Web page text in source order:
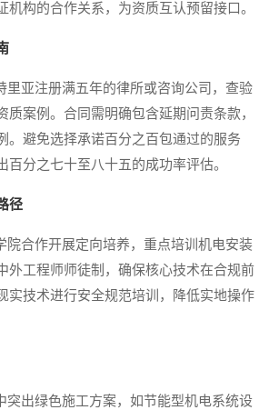
机构的合作关系，为资质互认预留接口。
亚注册满五年的律所或咨询公司，查验
质案例。合同需明确包含延期问责条款，
。避免选择承诺百分之百包通过的服务
百分之七十至八十五的成功率评估。
径
合作开展定向培养，重点培训机电安装
外工程师师徒制，确保核心技术在合规前
实技术进行安全规范培训，降低实地操作
出绿色施工方案，如节能型机电系统设